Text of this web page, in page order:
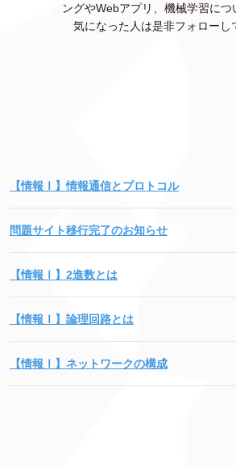
ングやWebアプリ、機械学習につ
気になった人は是非フォローし
【情報Ⅰ】情報通信とプロトコル
問題サイト移行完了のお知らせ
【情報Ⅰ】2進数とは
【情報Ⅰ】論理回路とは
【情報Ⅰ】ネットワークの構成